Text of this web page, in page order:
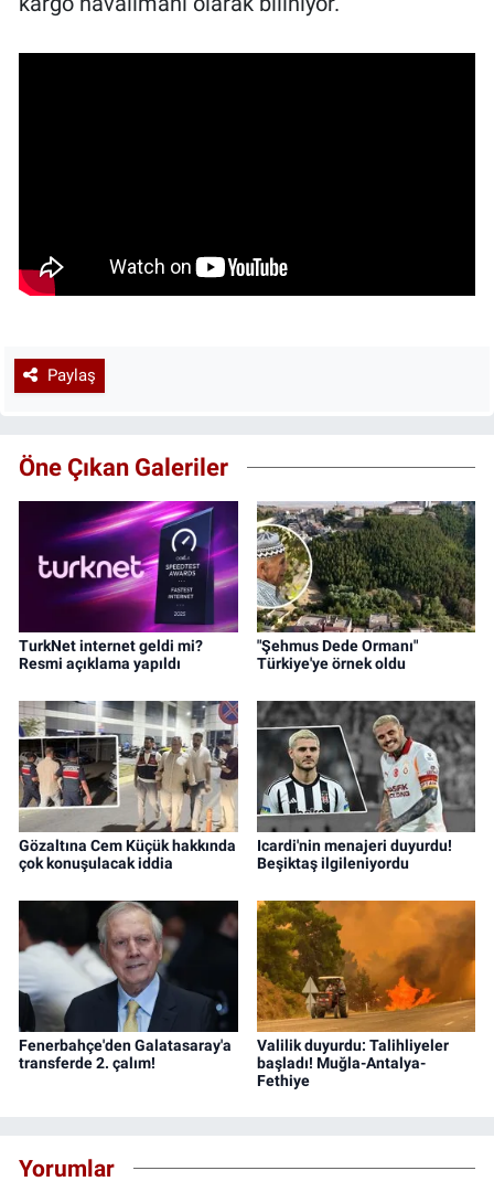
Paylaş
Öne Çıkan Galeriler
TurkNet internet geldi mi?
Resmi açıklama yapıldı
"Şehmus Dede Ormanı"
Türkiye'ye örnek oldu
Gözaltına Cem Küçük hakkında
çok konuşulacak iddia
Icardi'nin menajeri duyurdu!
Beşiktaş ilgileniyordu
Fenerbahçe'den Galatasaray'a
transferde 2. çalım!
Valilik duyurdu: Talihliyeler
başladı! Muğla-Antalya-
Fethiye
Yorumlar